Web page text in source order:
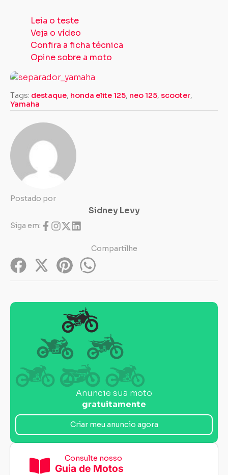
Leia o teste
Veja o vídeo
Confira a ficha técnica
Opine sobre a moto
Tags: destaque, honda elite 125, neo 125, scooter,
Yamaha
Postado por
Sidney Levy
Siga em:
Compartilhe
Anuncie sua moto
gratuitamente
Criar meu anuncio agora
Consulte nosso
Guia de Motos